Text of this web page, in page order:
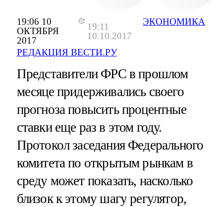
19:06 10
ОКТЯБРЯ
2017
19:11
10.10.2017
РЕДАКЦИЯ ВЕСТИ.РУ
ЭКОНОМИКА
Представители ФРС в прошлом
месяце придерживались своего
прогноза повысить процентные
ставки еще раз в этом году.
Протокол заседания Федерального
комитета по открытым рынкам в
среду может показать, насколько
близок к этому шагу регулятор,